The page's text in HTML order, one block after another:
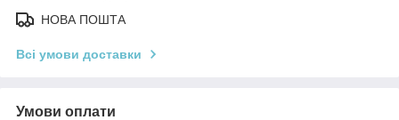
НОВА ПОШТА
Всі умови доставки
Умови оплати